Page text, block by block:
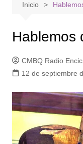
Inicio
Hablemos
CMBQ Radio
12 de septiembre